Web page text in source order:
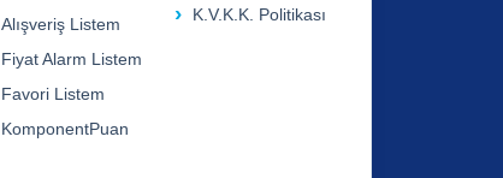
Alışveriş Listem
Fiyat Alarm Listem
Favori Listem
KomponentPuan
K.V.K.K. Politikası